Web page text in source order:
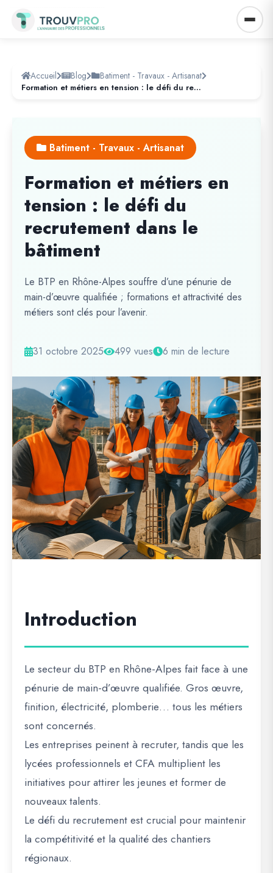
Accueil Blog Batiment - Travaux - Artisanat
Formation et métiers en tension : le défi du recrutement dans le bâtiment
Batiment - Travaux - Artisanat
Formation et métiers en
tension : le défi du
recrutement dans le
bâtiment
Le BTP en Rhône-Alpes souffre d’une pénurie de
main-d’œuvre qualifiée ; formations et attractivité des
métiers sont clés pour l’avenir.
31 octobre 2025 499 vues 6 min de lecture
Introduction
Le secteur du BTP en Rhône-Alpes fait face à une
pénurie de main-d’œuvre qualifiée. Gros œuvre,
finition, électricité, plomberie… tous les métiers
sont concernés.
Les entreprises peinent à recruter, tandis que les
lycées professionnels et CFA multiplient les
initiatives pour attirer les jeunes et former de
nouveaux talents.
Le défi du recrutementest crucial pour maintenir
la compétitivité et la qualité des chantiers
régionaux.